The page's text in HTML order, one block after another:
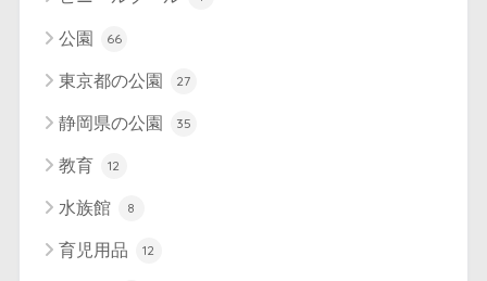
公園 66
東京都の公園 27
静岡県の公園 35
教育 12
水族館 8
育児用品 12